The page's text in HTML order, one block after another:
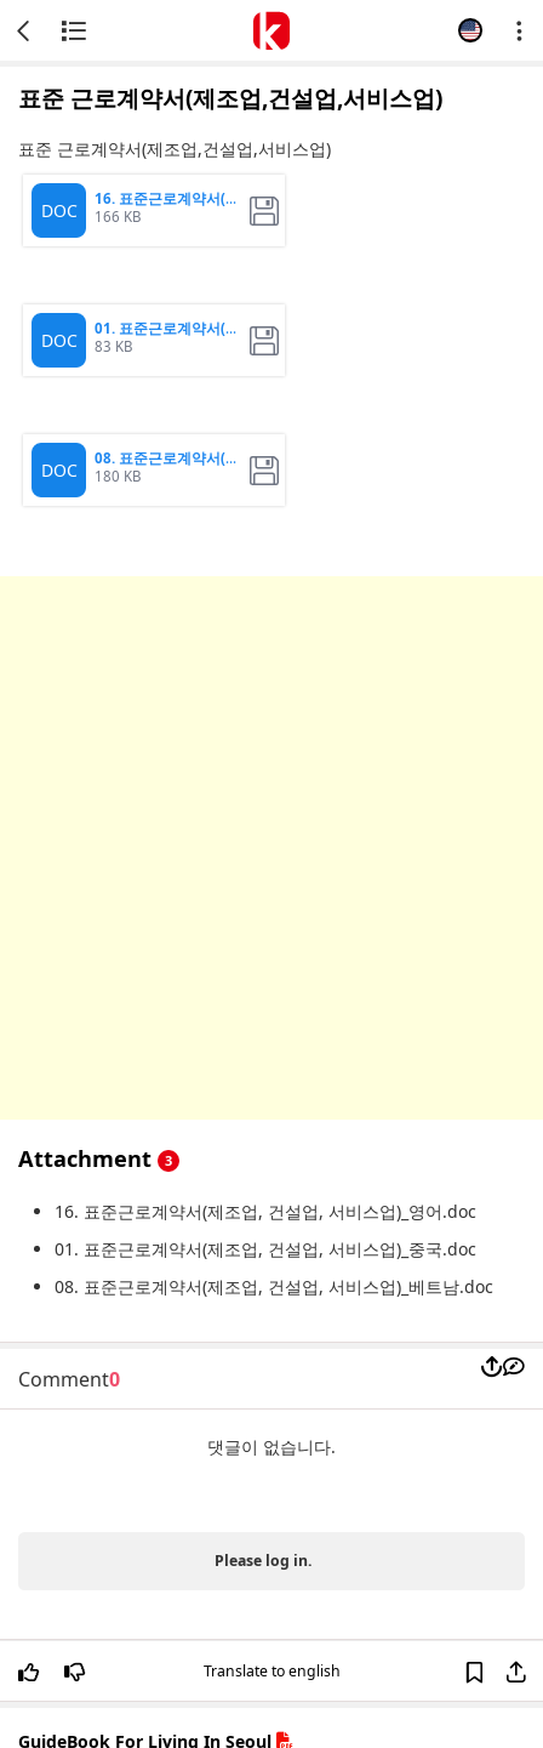
표준 근로계약서(제조업,건설업,서비스업)
표준 근로계약서(제조업,건설업,서비스업)
DOC
16. 표준근로계약서(제조
166 KB
DOC
01. 표준근로계약서(제조
83 KB
DOC
08. 표준근로계약서(제조
180 KB
Attachment 3
16. 표준근로계약서(제조업, 건설업, 서비스업)_영어.doc
01. 표준근로계약서(제조업, 건설업, 서비스업)_중국.doc
08. 표준근로계약서(제조업, 건설업, 서비스업)_베트남.doc
Comment0
댓글이 없습니다.
Please log in.
Translate to english
GuideBook For Living In Seoul